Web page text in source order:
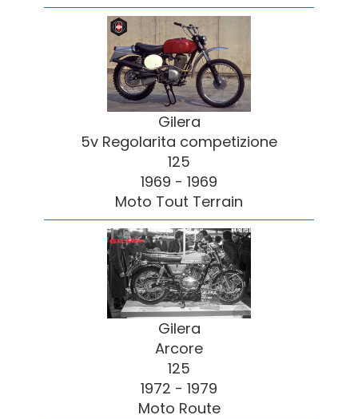
Gilera
5v Regolarita competizione
125
1969 - 1969
Moto Tout Terrain
Gilera
Arcore
125
1972 - 1979
Moto Route